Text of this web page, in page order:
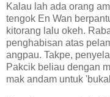
Kalau lah ada orang
tengok En Wan
kitorang lalu okeh.
penghabisan atas
angpau. Takpe,
Pakcik beliau dengan
mak andam untuk